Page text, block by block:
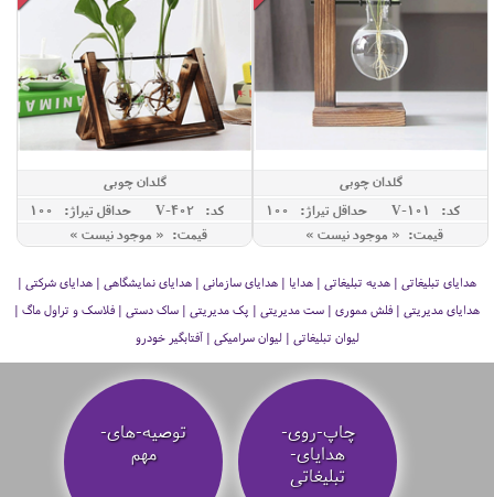
گلدان چوبی
کد: V-101
حداقل تيراژ: 100
قیمت: « موجود نیست »
گلدان چوبی
کد: V-402
حداقل تيراژ: 100
قیمت: « موجود نیست »
هدایای تبلیغاتی | هدیه تبلیغاتی | هدایا | هدایای سازمانی | هدایای نمایشگاهی | هدایای شرکتی |
هدایای مدیریتی | فلش مموری | ست مدیریتی | پک مدیریتی | ساک دستی | فلاسک و تراول ماگ |
لیوان تبلیغاتی | لیوان سرامیکی | آفتابگیر خودرو
چاپ-روی-
هدایای-
تبلیغاتی
توصیه‌-های-
مهم